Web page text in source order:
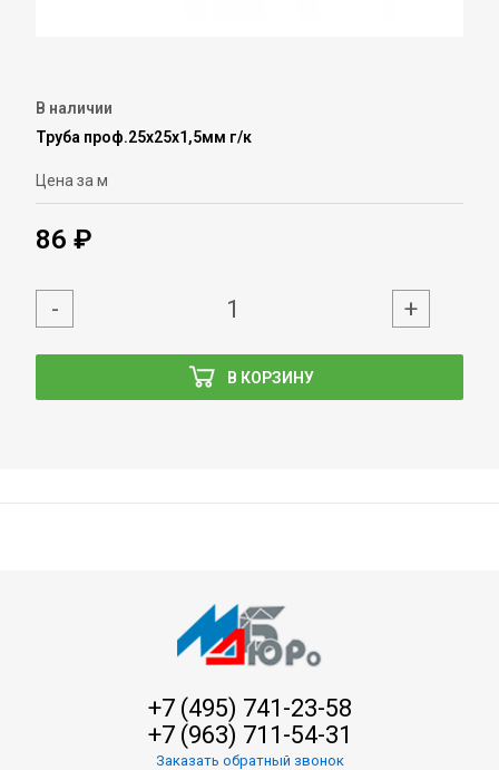
В наличии
Труба проф.25х25х1,5мм г/к
Цена за м
86 ₽
В КОРЗИНУ
- +
+7 (495) 741-23-58
+7 (963) 711-54-31
Заказать обратный звонок